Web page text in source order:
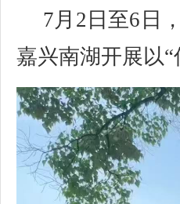
7月2日至6日
嘉兴南湖开展以